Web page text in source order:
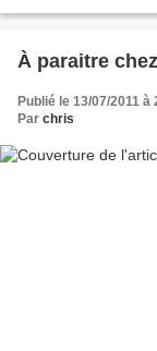
À paraitre
Publié le 13/07/2011 à
Par chris